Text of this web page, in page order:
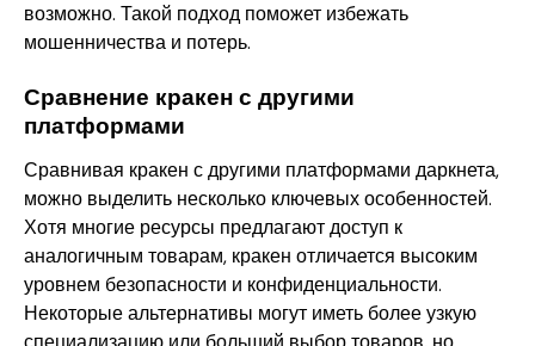
возможно. Такой подход поможет избежать
мошенничества и потерь.
Сравнение кракен с другими
платформами
Сравнивая кракен с другими платформами даркнета,
можно выделить несколько ключевых особенностей.
Хотя многие ресурсы предлагают доступ к
аналогичным товарам, кракен отличается высоким
уровнем безопасности и конфиденциальности.
Некоторые альтернативы могут иметь более узкую